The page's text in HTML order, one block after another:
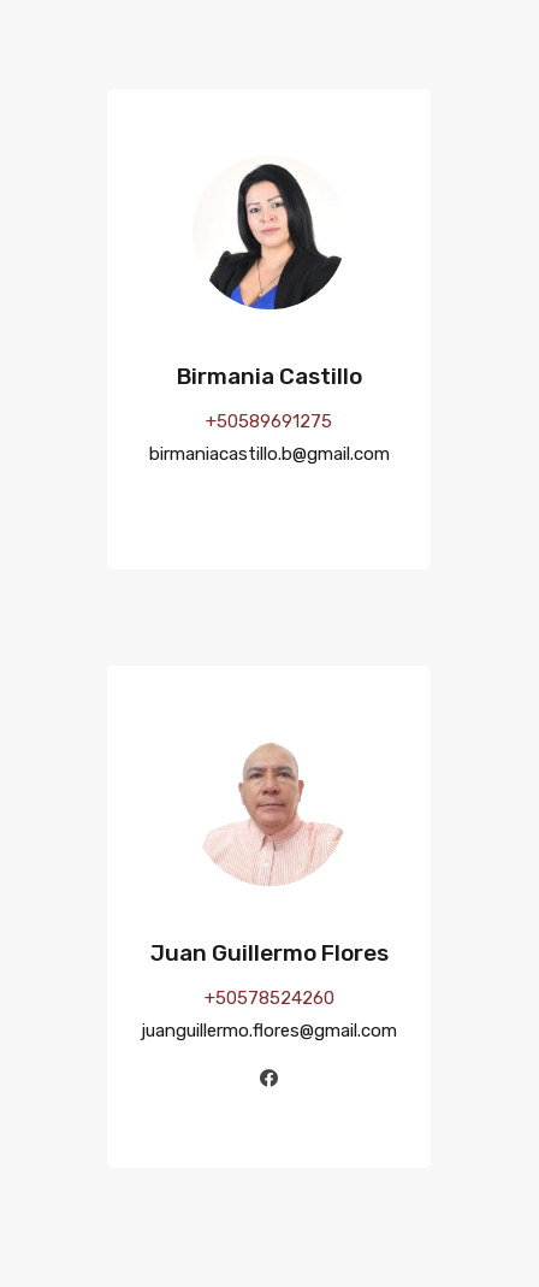
Birmania Castillo
+50589691275
birmaniacastillo.b@gmail.com
Juan Guillermo Flores
+50578524260
juanguillermo.flores@gmail.com